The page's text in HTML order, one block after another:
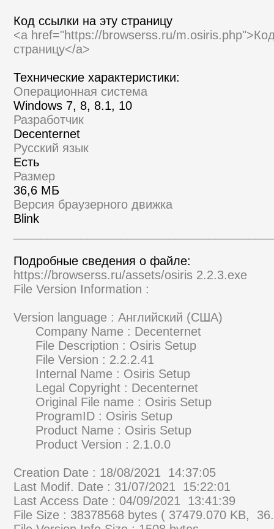
Код ссылки на эту страницу
<a href="https://browserss.ru/
страницу</a>
Технические характеристики:
Операционная система
Windows 7, 8, 8.1, 10
Разработчик
Decenternet
Русский язык
Есть
Размер
36,6 МБ
Версия браузерного движка
Blink
Подробные сведения о файле:
https://browserss.ru/assets/osiris 2.2.3.exe
File Version Information :
Version language : Английский (США)
Company Name : Decenternet
File Description : Osiris Setup
File Version : 2.2.2.41
Internal Name : Osiris Setup
Legal Copyright : Decenternet
Original File name : Osiris Setup
ProgramID : Osiris Setup
Product Name : Osiris Setup
Product Version : 2.1.0.0
Creation Date : 18/08/2021 14:37:05
Last Modif. Date : 31/07/2021 15:22:01
Last Access Date : 04/09/2021 13:41:39
File Size : 38378568 bytes ( 37479.070 KB,